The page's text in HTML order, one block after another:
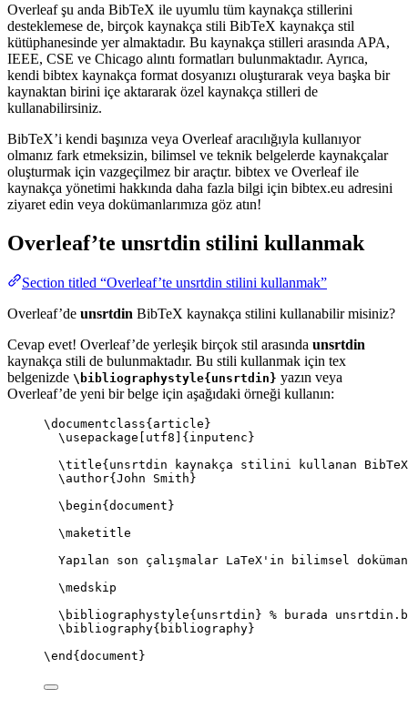
Overleaf şu anda BibTeX ile uyumlu tüm kaynakça stillerini
desteklemese de, birçok kaynakça stili BibTeX kaynakça stil
kütüphanesinde yer almaktadır. Bu kaynakça stilleri arasında APA,
IEEE, CSE ve Chicago alıntı formatları bulunmaktadır. Ayrıca,
kendi bibtex kaynakça format dosyanızı oluşturarak veya başka bir
kaynaktan birini içe aktararak özel kaynakça stilleri de
kullanabilirsiniz.
BibTeX’i kendi başınıza veya Overleaf aracılığıyla kullanıyor
olmanız fark etmeksizin, bilimsel ve teknik belgelerde kaynakçalar
oluşturmak için vazgeçilmez bir araçtır. bibtex ve Overleaf ile
kaynakça yönetimi hakkında daha fazla bilgi için bibtex.eu adresini
ziyaret edin veya dokümanlarımıza göz atın!
Overleaf’te unsrtdin stilini kullanmak
Section titled “Overleaf’te unsrtdin stilini kullanmak”
Overleaf’de unsrtdin BibTeX kaynakça stilini kullanabilir misiniz?
Cevap evet! Overleaf’de yerleşik birçok stil arasında unsrtdin
kaynakça stili de bulunmaktadır. Bu stili kullanmak için tex
belgenizde \bibliographystyle{unsrtdin} yazın veya
Overleaf’de yeni bir belge için aşağıdaki örneği kullanın:
\documentclass{ article }
\usepackage
utf8 ]{ inputenc }
\title{unsrtdin kaynakça stilini kullanan
\author{John Smith}
\begin{ document }
\maketitle
Yapılan son çalışmalar LaTeX'in bilimsel
\medskip
\bibliographystyle{unsrtdin} % burada
\bibliography{bibliography}
\end { document }